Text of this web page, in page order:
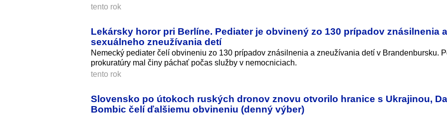
tento rok
Lekársky horor pri Berlíne. Pediater je obvinený zo 130 prípadov znásilnenia a
sexuálneho zneužívania detí
Nemecký pediater čelí obvineniu zo 130 prípadov znásilnenia a zneužívania detí v Brandenbursku.
prokuratúry mal činy páchať počas služby v nemocniciach.
tento rok
Slovensko po útokoch ruských dronov znovu otvorilo hranice s Ukrajinou,
Bombic čelí ďalšiemu obvineniu (denný výber)